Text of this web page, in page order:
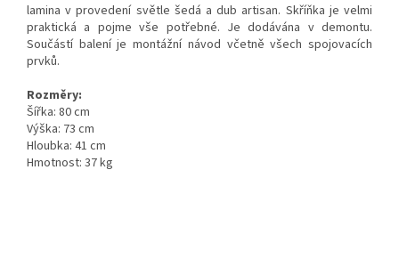
lamina v provedení světle šedá a dub artisan. Skříňka je velmi
praktická a pojme vše potřebné. Je dodávána v demontu.
Součástí balení je montážní návod včetně všech spojovacích
prvků.
Rozměry:
Šířka: 80 cm
Výška: 73 cm
Hloubka: 41 cm
Hmotnost: 37 kg